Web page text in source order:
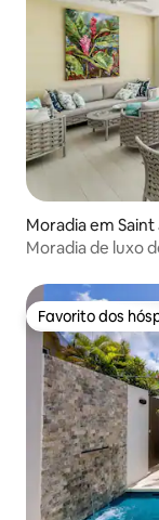
Moradia em
Moradia de luxo
Favorito dos
Favorito dos